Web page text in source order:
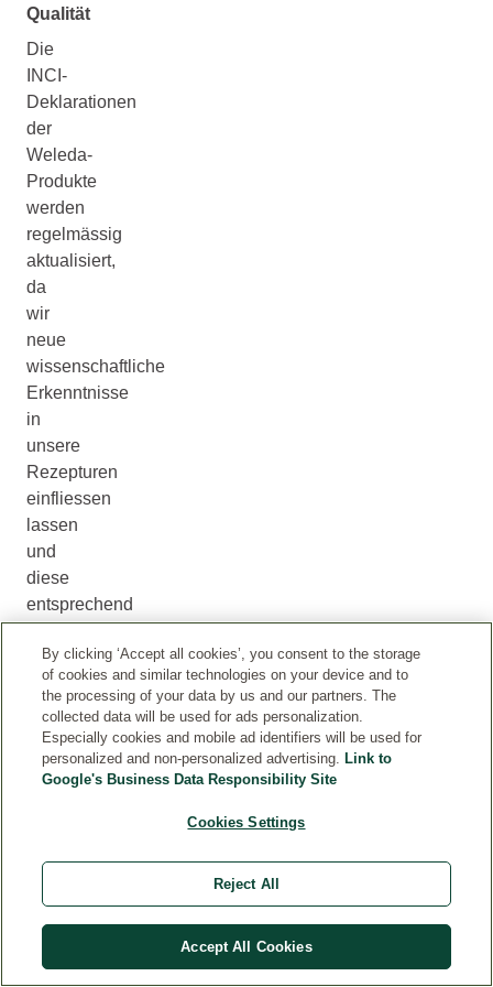
Qualität
Die
INCI-
Deklarationen
der
Weleda-
Produkte
werden
regelmässig
aktualisiert,
da
wir
neue
wissenschaftliche
Erkenntnisse
in
unsere
Rezepturen
einfliessen
lassen
und
diese
entsprechend
Einzelfällen
können
die
Angaben
im
Massgeblich
stets
Inhaltsstoffangabe
By clicking ‘Accept all cookies’, you consent to the storage
of cookies and similar technologies on your device and to
the processing of your data by us and our partners. The
collected data will be used for ads personalization.
Especially cookies and mobile ad identifiers will be used for
personalized and non-personalized advertising. Link to
Google's Business Data Responsibility Site
Cookies Settings
Reject All
Accept All Cookies